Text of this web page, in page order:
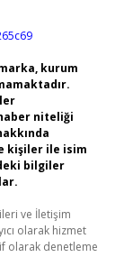
kurum
niteliği
kişiler ile isim
bilgiler
ve İletişim
olarak hizmet
olarak denetleme